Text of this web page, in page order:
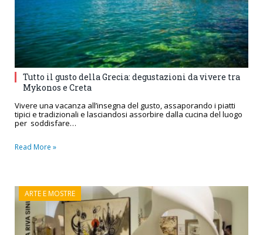
Tutto il gusto della Grecia: degustazioni da vivere tra
Mykonos e Creta
Vivere una vacanza all’insegna del gusto, assaporando i piatti
tipici e tradizionali e lasciandosi assorbire dalla cucina del luogo
per soddisfare…
Read More »
ARTE E MOSTRE